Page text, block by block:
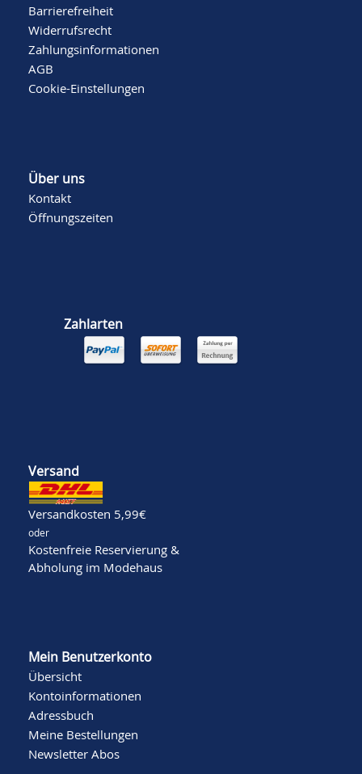
Barrierefreiheit
Widerrufsrecht
Zahlungsinformationen
AGB
Cookie-Einstellungen
Über uns
Kontakt
Öffnungszeiten
Zahlarten
Versand
Versandkosten 5,99€
oder
Kostenfreie Reservierung &
Abholung im Modehaus
Mein Benutzerkonto
Übersicht
Kontoinformationen
Adressbuch
Meine Bestellungen
Newsletter Abos